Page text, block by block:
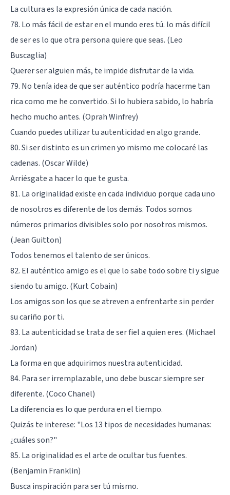
La cultura es la expresión única de cada nación.
78. Lo más fácil de estar en el mundo eres tú. lo más difícil
de ser es lo que otra persona quiere que seas. (Leo
Buscaglia)
Querer ser alguien más, te impide disfrutar de la vida.
79. No tenía idea de que ser auténtico podría hacerme tan
rica como me he convertido. Si lo hubiera sabido, lo habría
hecho mucho antes. (Oprah Winfrey)
Cuando puedes utilizar tu autenticidad en algo grande.
80. Si ser distinto es un crimen yo mismo me colocaré las
cadenas. (Oscar Wilde)
Arriésgate a hacer lo que te gusta.
81. La originalidad existe en cada individuo porque cada uno
de nosotros es diferente de los demás. Todos somos
números primarios divisibles solo por nosotros mismos.
(Jean Guitton)
Todos tenemos el talento de ser únicos.
82. El auténtico amigo es el que lo sabe todo sobre ti y sigue
siendo tu amigo. (Kurt Cobain)
Los amigos son los que se atreven a enfrentarte sin perder
su cariño por ti.
83. La autenticidad se trata de ser fiel a quien eres. (Michael
Jordan)
La forma en que adquirimos nuestra autenticidad.
84. Para ser irremplazable, uno debe buscar siempre ser
diferente. (Coco Chanel)
La diferencia es lo que perdura en el tiempo.
Quizás te interese: "Los 13 tipos de necesidades humanas:
¿cuáles son?"
85. La originalidad es el arte de ocultar tus fuentes.
(Benjamin Franklin)
Busca inspiración para ser tú mismo.